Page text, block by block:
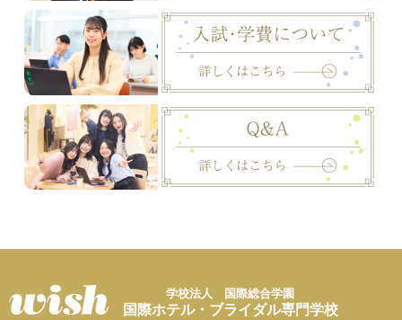
学校法人 国際総合学園
国際ホテル・ブライダル専門学校